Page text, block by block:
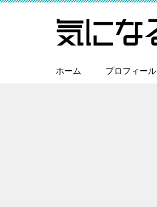
ホーム プロフィール